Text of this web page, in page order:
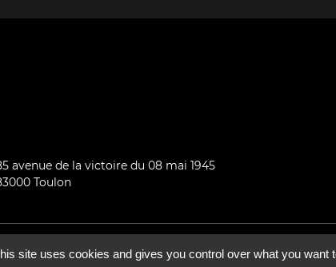
avenue de la victoire du 08 mai 1945
Toulon
?
:epartenair e
site uses cookies and gives you control over what you want